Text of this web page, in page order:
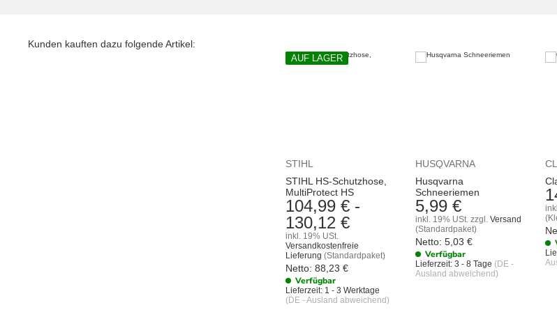
Kunden kauften dazu folgende Artikel:
AUF LAGER
STIHL
STIHL HS-Schutzhose,
MultiProtect HS
104,99 € -
130,12 €
inkl. 19% USt.
Versandkostenfreie
Lieferung (Standardpaket)
Netto: 88,23 €
Verfügbar
Lieferzeit: 1 - 3 Werktage
(DE - Ausland abweichend)
HUSQVARNA
Husqvarna
Schneeriemen
5,99 €
inkl. 19% USt. zzgl. Versand
(Standardpaket)
Netto: 5,03 €
Verfügbar
Lieferzeit: 3 - 8 Tage (DE -
Ausland abweichend)